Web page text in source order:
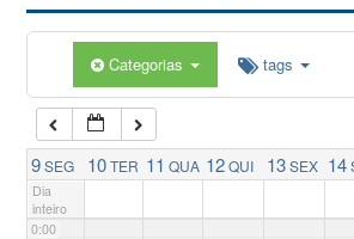
Categorias tags
9SEG 10TER 11 QUA 12QUI 13SEX 14
Dia
inteiro
0:00